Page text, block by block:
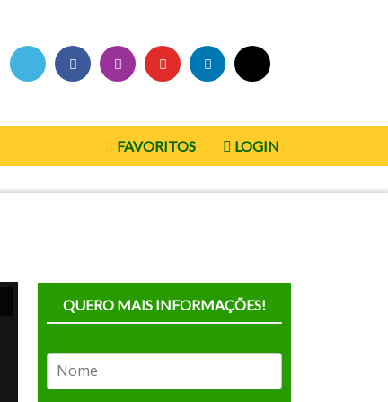
FAVORITOS LOGIN
QUERO MAIS INFORMAÇÕES!